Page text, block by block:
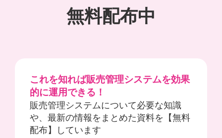
無料配布中
これを知れば販売管理システムを効果
的に運用できる！
販売管理システムについて必要な知識
や、最新の情報をまとめた資料を【無料
配布】しています